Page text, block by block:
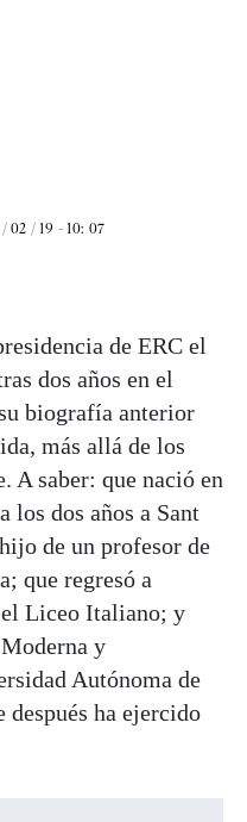
/ 02 / 19 - 10: 07
de ERC el
dos años en el
biografía anterior
más allá de los
A saber: que nació en
los dos años a Sant
de un profesor de
que regresó a
el Liceo Italiano; y
y
Autónoma de
ha ejercido